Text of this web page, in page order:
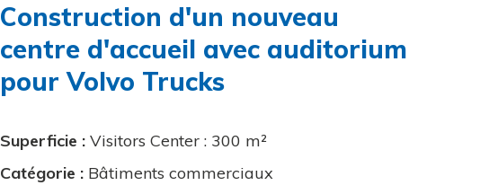
Construction d'un nouveau
centre d'accueil avec auditorium
pour Volvo Trucks
Superficie : Visitors Center : 300 m²
Catégorie : Bâtiments commerciaux